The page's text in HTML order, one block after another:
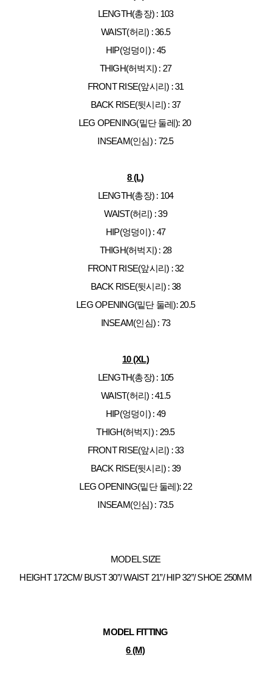
LENGTH(총장) : 103
WAIST(허리) : 36.5
HIP(엉덩이) : 45
THIGH(허벅지) : 27
FRONT RISE(앞시리) : 31
BACK RISE(뒷시리) : 37
LEG OPENING(밑단 둘레): 20
INSEAM(인심) : 72.5
8 (L)
LENGTH(총장) : 104
WAIST(허리) : 39
HIP(엉덩이) : 47
THIGH(허벅지) : 28
FRONT RISE(앞시리) : 32
BACK RISE(뒷시리) : 38
LEG OPENING(밑단 둘레): 20.5
INSEAM(인심) : 73
10 (XL)
LENGTH(총장) : 105
WAIST(허리) : 41.5
HIP(엉덩이) : 49
THIGH(허벅지) : 29.5
FRONT RISE(앞시리) : 33
BACK RISE(뒷시리) : 39
LEG OPENING(밑단 둘레): 22
INSEAM(인심) : 73.5
MODEL SIZE
HEIGHT 172CM/ BUST 30”/ WAIST 21”/ HIP 32”/ SHOE 250MM
MODEL FITTING
6 (M)